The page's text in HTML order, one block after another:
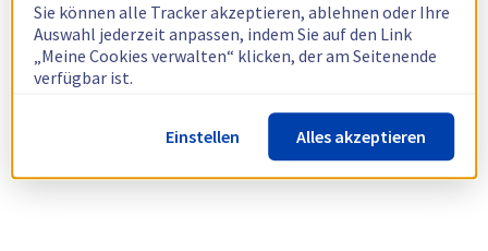
Sie können alle Tracker akzeptieren, ablehnen oder Ihre
Auswahl jederzeit anpassen, indem Sie auf den Link
„Meine Cookies verwalten“ klicken, der am Seitenende
verfügbar ist.
Weitere Informationen finden Sie in unsererRichtlinie
zur Verwendung von Cookies.
Einstellen Alles akzeptieren